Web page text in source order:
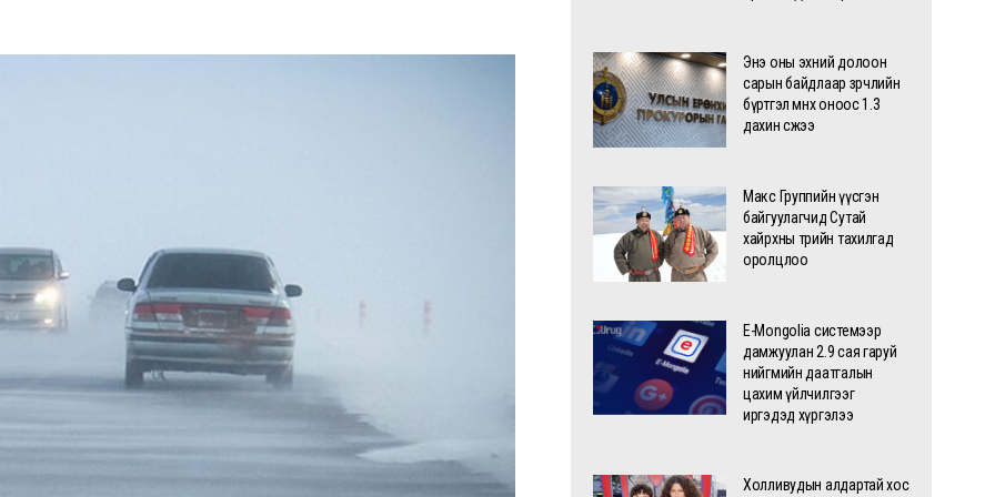
Энэ оны эхний долоон
сарын байдлаар зөрчлийн
бүртгэл өмнөх оноос 1.3
дахин өсжээ
Макс Группийн үүсгэн
байгуулагчид Сутай
хайрхны төрийн тахилгад
оролцлоо
E-Mongolia системээр
дамжуулан 2.9 сая гаруй
нийгмийн даатгалын
цахим үйлчилгээг
иргэдэд хүргэлээ
Холливудын алдартай хос